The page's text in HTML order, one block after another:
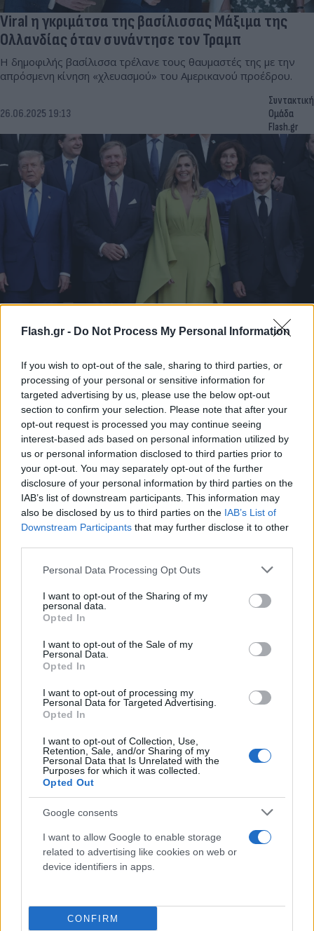
Flash.gr - Do Not Process My Personal Information
If you wish to opt-out of the sale, sharing to third parties, or
processing of your personal or sensitive information for
targeted advertising by us, please use the below opt-out
section to confirm your selection. Please note that after your
opt-out request is processed you may continue seeing
interest-based ads based on personal information utilized by
us or personal information disclosed to third parties prior to
your opt-out. You may separately opt-out of the further
disclosure of your personal information by third parties on the
IAB’s list of downstream participants. This information may
also be disclosed by us to third parties on the IAB’s List of
Downstream Participants that may further disclose it to other
Please note that this website/app uses one or more Google
not limited to your visit or usage behaviour. You may click to
grant or deny consent to Google and its third-party tags to
use your data for below specified purposes in below Google
consent section.
Personal Data Processing Opt Outs
I want to opt-out of the Sharing of my
personal data.
Opted In
I want to opt-out of the Sale of my
Personal Data.
Opted In
I want to opt-out of processing my
Personal Data for Targeted Advertising.
Opted In
I want to opt-out of Collection, Use,
Retention, Sale, and/or Sharing of my
Personal Data that Is Unrelated with the
Purposes for which it was collected.
Opted Out
Google consents
I want to allow Google to enable storage
related to advertising like cookies on web or
device identifiers in apps.
CONFIRM
Viral η γκριμάτσα της βασίλισσας Μάξιμα της
Ολλανδίας όταν συνάντησε τον Τραμπ
Η δημοφιλής βασίλισσα τρέλανε τους θαυμαστές της με την
απρόσμενη κίνηση «χλευασμού» του Αμερικανού προέδρου.
26.06.2025 19:13
Συντακτική
Ομάδα
Flash.gr
Τράβηξε τα βλέμματα η βασίλισσα Μάξιμα της
Ολλανδίας - Η εκθαμβωτική εμφάνιση στη
Η γεννημένη στην Αργεντινή βασίλισσα, γνωστή για την
αίσθηση του στυλ της, επέλεξε μία ανοικτή πράσινη ολόσωμη
φόρμα Natan Couture
25.06.2025 10:11
Ομάδα
Flash.gr
Το βασιλικό δείπνο στο παλάτι πριν από τη
σύνοδο - Εντυπωσιακές εικόνες με τους ηγέτες
του ΝΑΤΟ
Με το δείπνο στο παλάτι της βασιλικής οικογένειας της
Ολλανδίας ξεκίνησαν οι εργασίες της Συνόδου του ΝΑΤΟ στη
25.06.2025 00:26
Συντακτική